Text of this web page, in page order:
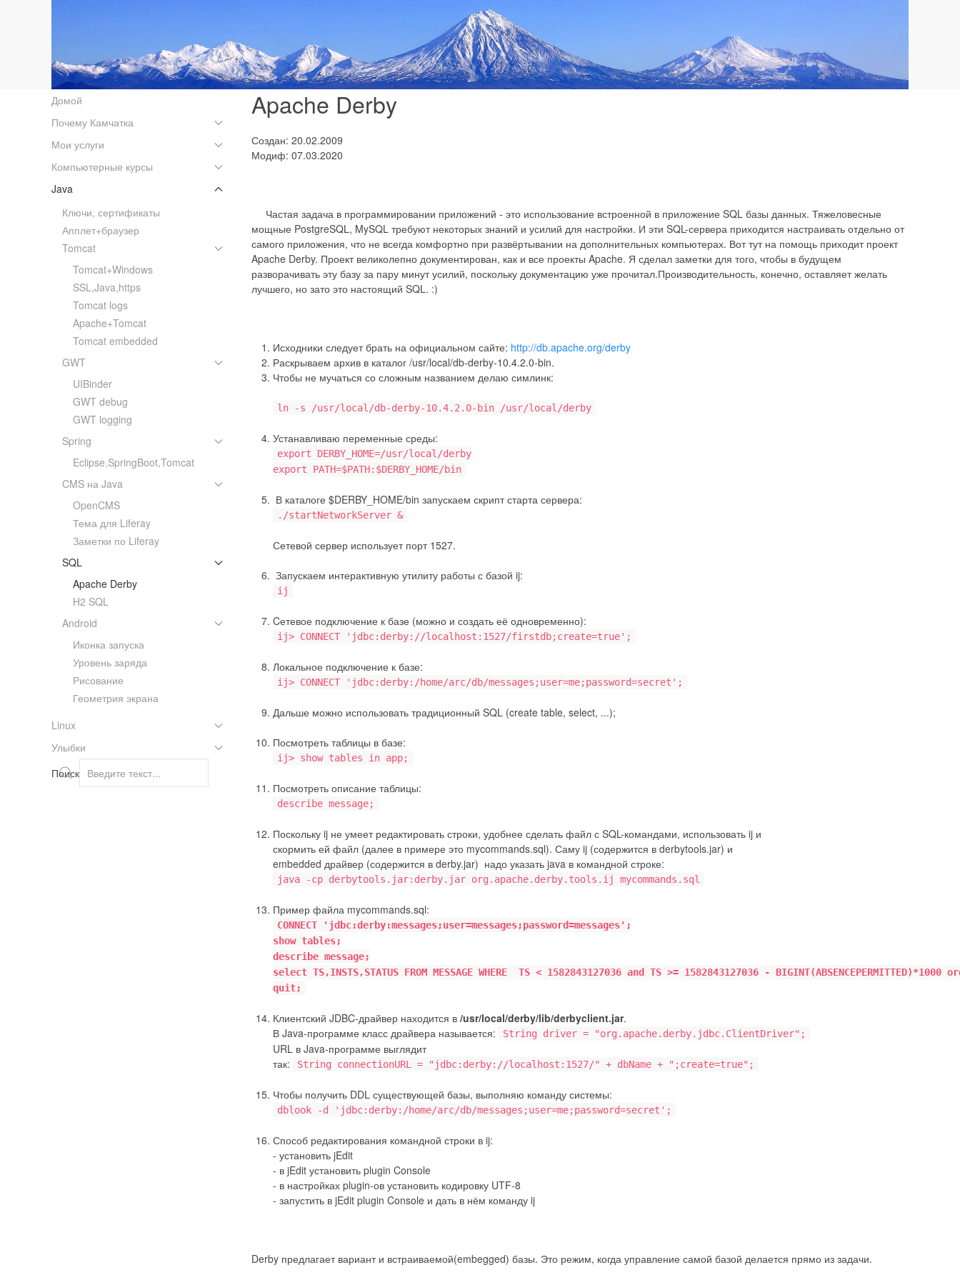
Apache Derby
Создан: 20.02.2009
Модиф: 07.03.2020
Частая задача в программировании приложений - это использование встроенной в приложение SQL базы данных. Тяжеловесные
мощные PostgreSQL, MySQL требуют некоторых знаний и усилий для настройки. И эти SQL-сервера приходится настраивать отдельно от
самого приложения, что не всегда комфортно при развёртывании на дополнительных компьютерах. Вот тут на помощь приходит проект
Apache Derby. Проект великолепно документирован, как и все проекты Apache. Я сделал заметки для того, чтобы в будущем
разворачивать эту базу за пару минут усилий, поскольку документацию уже прочитал.Производительность, конечно, оставляет желать
лучшего, но зато это настоящий SQL. :)
Исходники следует брать на официальном сайте: http://db.apache.org/derby
Раскрываем архив в каталог /usr/local/db-derby-10.4.2.0-bin.
Чтобы не мучаться со сложным названием делаю симлинк:
ln -s /usr/local/db-derby-10.4.2.0-bin /usr/local/derby
Устанавливаю переменные среды:
export DERBY_HOME=/usr/local/derby
export PATH=$PATH:$DERBY_HOME/bin
В каталоге $DERBY_HOME/bin запускаем скрипт старта сервера:
./startNetworkServer &
Сетевой сервер использует порт 1527.
Запускаем интерактивную утилиту работы с базой ij:
ij
Cетевое подключение к базе (можно и создать её одновременно):
ij> CONNECT 'jdbc:derby://localhost:1527/firstdb;create=true';
Локальное подключение к базе:
ij> CONNECT 'jdbc:derby:/home/arc/db/messages;user=me;password=secret';
Дальше можно использовать традиционный SQL (create table, select, ...);
Посмотреть таблицы в базе:
ij> show tables in app;
Посмотреть описание таблицы:
describe message;
Поскольку ij не умеет редактировать строки, удобнее сделать файл с SQL-командами, использовать ij и
скормить ей файл (далее в примере это mycommands.sql). Саму ij (содержится в derbytools.jar) и
embedded драйвер (содержится в derby.jar) надо указать java в командной строке:
java -cp derbytools.jar:derby.jar org.apache.derby.tools.ij mycommands.sql
Пример файла mycommands.sql:
CONNECT 'jdbc:derby:messages;user=messages;password=messages';
show tables;
describe message;
select TS,INSTS,STATUS FROM MESSAGE WHERE TS < 1582843127036 and TS >= 1582843127036 -
quit;
Клиентский JDBC-драйвер находится в /usr/local/derby/lib/derbyclient.jar.
В Java-программе класс драйвера называется:
String driver = "org.apache.derby.jdbc.ClientDriver";
URL в Java-программе выглядит
так:
String connectionURL = "jdbc:derby://localhost:1527/" + dbName + ";create=true";
Чтобы получить DDL существующей базы, выполняю команду системы:
dblook -d 'jdbc:derby:/home/arc/db/messages;user=me;password=secret';
Способ редактирования командной строки в ij:
- установить jEdit
- в jEdit установить plugin Console
- в настройках plugin-ов установить кодировку UTF-8
- запустить в jEdit plugin Console и дать в нём команду ij
Derby предлагает вариант и встраиваемой(embegged) базы. Это режим, когда управление самой базой делается прямо из задачи.
Домой
Почему Камчатка
Мои услуги
Компьютерные курсы
Java
Ключи, сертификаты
Апплет+браузер
Tomcat
Tomcat+Windows
SSL,Java,https
Tomcat logs
Apache+Tomcat
Tomcat embedded
GWT
UIBinder
GWT debug
GWT logging
Spring
Eclipse,SpringBoot,Tomcat
CMS на Java
OpenCMS
Тема для Liferay
Заметки по Liferay
SQL
Apache Derby
H2 SQL
Android
Иконка запуска
Уровень заряда
Рисование
Геометрия экрана
Linux
Улыбки
Поиск